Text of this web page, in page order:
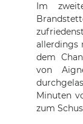
Im
allerdings
dem
von
Minuten
zum